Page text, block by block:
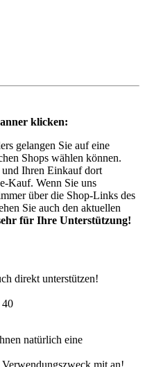
klicken:
gelangen Sie auf eine
Shops wählen können.
Ihren Einkauf dort
Kauf. Wenn Sie uns
über die Shop-Links des
Sie auch den aktuellen
für Ihre Unterstützung!
direkt unterstützen!
natürlich eine